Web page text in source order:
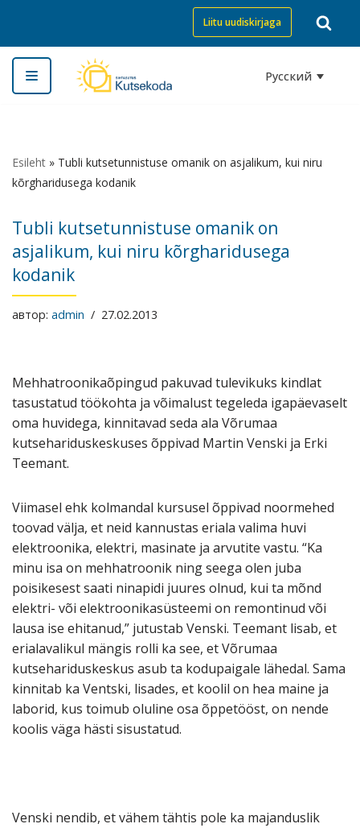
Перейти
к
содержимому
Liitu uudiskirjaga
Русский
Esileht » Tubli kutsetunnistuse omanik on asjalikum, kui niru
kõrgharidusega kodanik
Tubli kutsetunnistuse omanik on
asjalikum, kui niru kõrgharidusega
kodanik
автор: admin 27.02.2013
Mehhatroonikaõpingud pakuvad tulevikuks kindlat
tasustatud töökohta ja võimalust tegeleda igapäevaselt
oma huvidega, kinnitavad seda ala Võrumaa
kutsehariduskeskuses õppivad Martin Venski ja Erki
Teemant.
Viimasel ehk kolmandal kursusel õppivad noormehed
toovad välja, et neid kannustas eriala valima huvi
elektroonika, elektri, masinate ja arvutite vastu. “Ka
minu isa on mehhatroonik ning seega olen juba
poisikesest saati ninapidi juures olnud, kui ta mõnd
elektri- või elektroonikasüsteemi on remontinud või
lausa ise ehitanud,” jutustab Venski. Teemant lisab, et
erialavalikul mängis rolli ka see, et Võrumaa
kutsehariduskeskus asub ta kodupaigale lähedal. Sama
kinnitab ka Ventski, lisades, et koolil on hea maine ja
laborid, kus toimub oluline osa õppetööst, on nende
koolis väga hästi sisustatud.
Venski nendib, et vähem tähtis pole ka majanduslik